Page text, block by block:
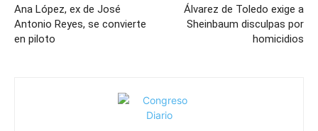
Ana López, ex de José
Antonio Reyes, se convierte
en piloto
Álvarez de Toledo exige a
Sheinbaum disculpas por
homicidios